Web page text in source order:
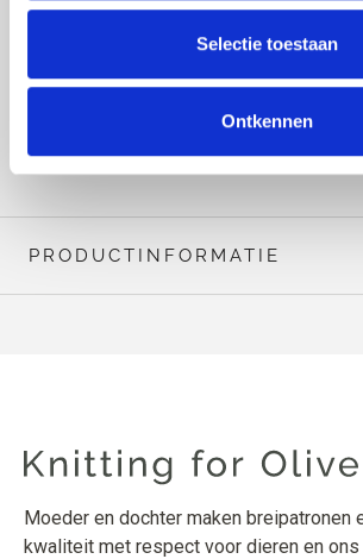
Selectie toestaan
Ontkennen
passen bij vrouwen, terwijl maat 2 breder
vaak beter past bij mannen.
PRODUCTINFORMATIE
Moeder en dochter maken breipatronen
kwaliteit met respect voor dieren en